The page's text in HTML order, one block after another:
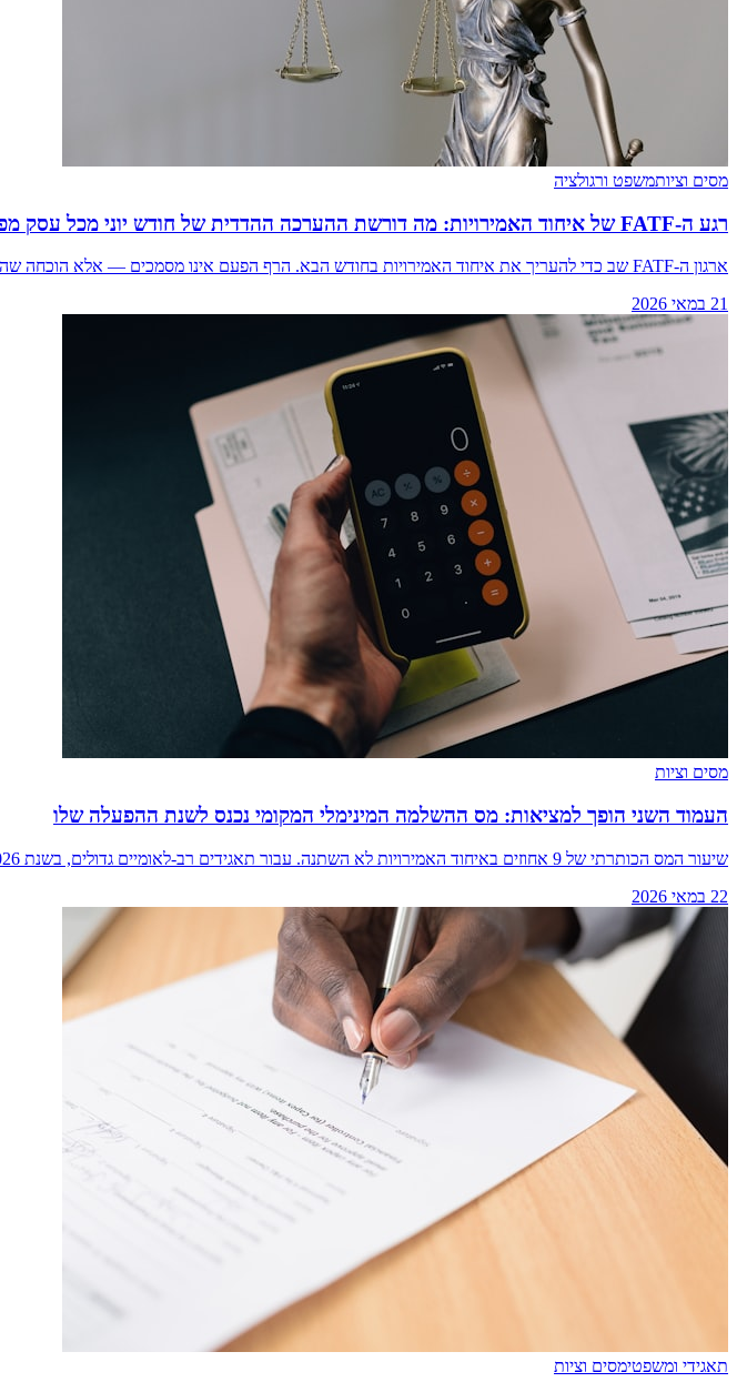
מסים וציותמשפט ורגולציה
רגע ה-FATF של איחוד האמירויות: מה דורשת ההערכה ההדדית של חודש יוני מכל עסק מפוקח
ארגון ה-FATF שב כדי להעריך את איחוד האמירויות בחודש הבא. הרף הפעם אינו מסמכים — אלא הוכחה שהציות אכן עובד הלכה למעשה.
21 במאי 2026
מסים וציות
העמוד השני הופך למציאות: מס ההשלמה המינימלי המקומי נכנס לשנת ההפעלה שלו
שיעור המס הכותרתי של 9 אחוזים באיחוד האמירויות לא השתנה. עבור תאגידים רב-לאומיים גדולים, בשנת 2026 זה כבר אינו המספר החשוב.
22 במאי 2026
תאגידי ומשפטימסים וציות